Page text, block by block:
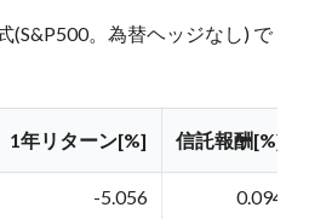
(S&P500。為替ヘッジなし) で
1年リターン[%] 信託報酬[%]
-5.056 0.094